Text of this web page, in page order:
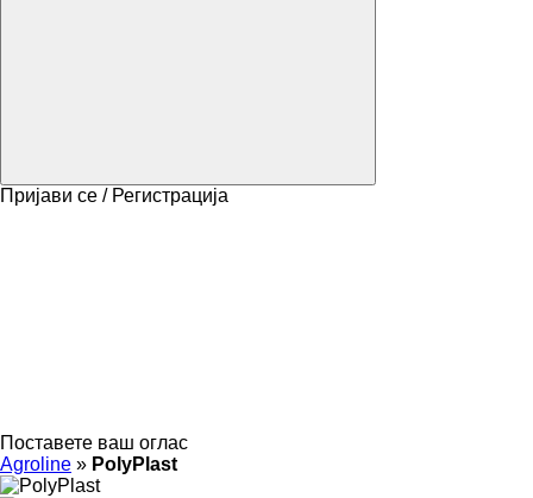
Пријави се / Регистрација
Поставете ваш оглас
Agroline » PolyPlast